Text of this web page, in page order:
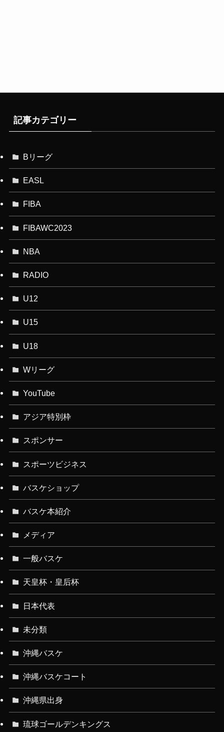
記事カテゴリー
Bリーグ
EASL
FIBA
FIBAWC2023
NBA
RADIO
U12
U15
U18
Wリーグ
YouTube
アジア特別枠
スポンサー
スポーツビジネス
バスケショップ
バスケ本紹介
メディア
一般バスケ
天皇杯・皇后杯
日本代表
未分類
沖縄バスケ
沖縄バスケコート
沖縄県出身
琉球ゴールデンキングス